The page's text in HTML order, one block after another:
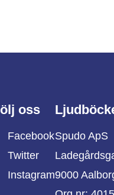
oss
Facebook
Twitter
Instagram
Spudo ApS
9000